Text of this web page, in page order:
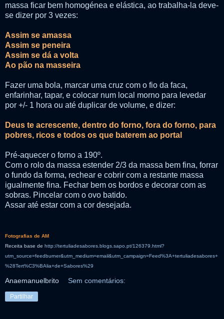
massa ficar bem homogénea e elástica, ao trabalha-la deve-
se dizer por 3 vezes:
Assim se amassa
Assim se peneira
Assim se dá a volta
Ao pão na masseira
Fazer uma bola, marcar uma cruz com o fio da faca,
enfarinhar, tapar, e colocar num local morno para levedar
por +/- 1 hora ou até duplicar de volume, e dizer:
Deus te acrescente, dentro do forno, fora do forno, para
pobres, ricos e todos os que baterem ao portal
Pré-aquecer o forno a 190º.
Com o rolo da massa estender 2/3 da massa bem fina, forrar
o fundo da forma, rechear e cobrir com a restante massa
igualmente fina. Fechar bem os bordos e decorar com as
sobras. Pincelar com o ovo batido.
Assar até estar com a cor desejada.
Fotografias de AM
Receita base de http://tertuliadesabores.blogs.sapo.pt/126379.html?
utm_source=feedburner&utm_medium=email&utm_campaign=Feed%3A+tertuliadesabores+
%28Tert%C3%BAlia+de+Sabores%29
Anaemanuelbrito Sem comentários:
Partilhar